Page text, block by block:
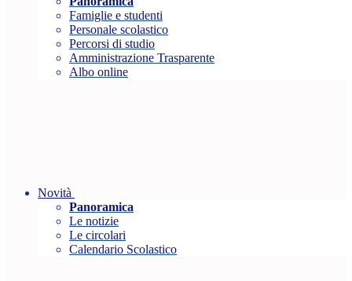
Famiglie e studenti
Personale scolastico
Percorsi di studio
Amministrazione Trasparente
Albo online
Novità
Panoramica
Le notizie
Le circolari
Calendario Scolastico